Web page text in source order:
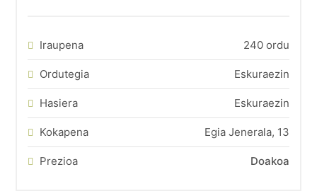
Iraupena 240 ordu
Ordutegia Eskuraezin
Hasiera Eskuraezin
Kokapena Egia Jenerala, 13
Prezioa Doakoa